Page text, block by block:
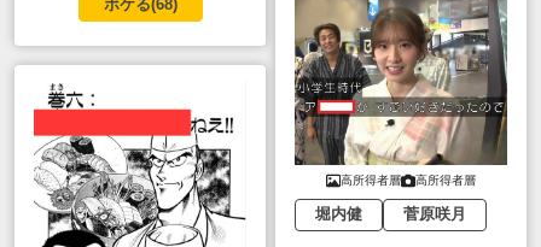
ボケる(68)
高所得者層 高所得者層
堀内健 菅原咲月